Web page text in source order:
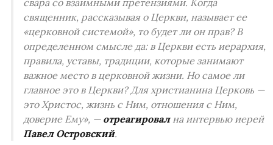
священник, рассказывая о Церкви, называет ее
«церковной системой», то будет ли он прав? В
определенном смысле да: в Церкви есть иерархия,
правила, уставы, традиции, которые занимают
важное место в церковной жизни. Но самое ли
главное это в Церкви? Для христианина Церковь —
это Христос, жизнь с Ним, отношения с Ним,
доверие Ему», — отреагировал на интервью иерей
Павел Островский.